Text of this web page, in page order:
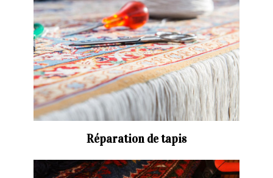
Réparation de tapis